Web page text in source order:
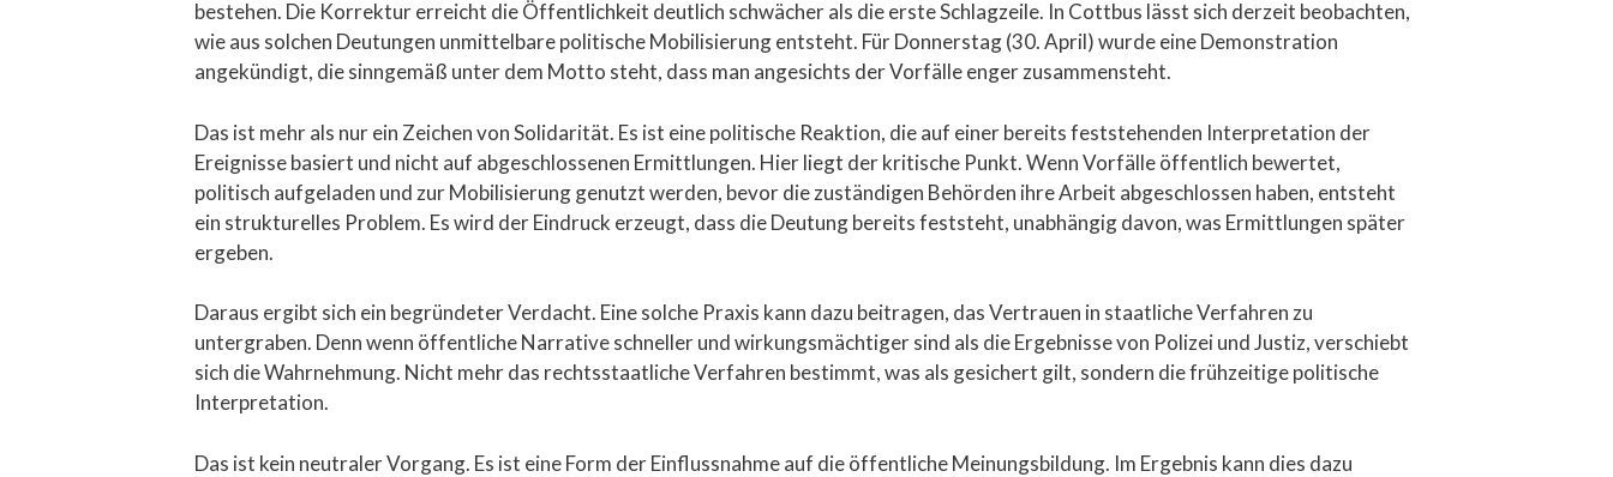
bestehen. Die Korrektur erreicht die Öffentlichkeit deutlich schwächer als die erste Schlagzeile. In Cottbus lässt sich derzeit beobachten,
wie aus solchen Deutungen unmittelbare politische Mobilisierung entsteht. Für Donnerstag (30. April) wurde eine Demonstration
angekündigt, die sinngemäß unter dem Motto steht, dass man angesichts der Vorfälle enger zusammensteht.
Das ist mehr als nur ein Zeichen von Solidarität. Es ist eine politische Reaktion, die auf einer bereits feststehenden Interpretation der
Ereignisse basiert und nicht auf abgeschlossenen Ermittlungen. Hier liegt der kritische Punkt. Wenn Vorfälle öffentlich bewertet,
politisch aufgeladen und zur Mobilisierung genutzt werden, bevor die zuständigen Behörden ihre Arbeit abgeschlossen haben, entsteht
ein strukturelles Problem. Es wird der Eindruck erzeugt, dass die Deutung bereits feststeht, unabhängig davon, was Ermittlungen später
ergeben.
Daraus ergibt sich ein begründeter Verdacht. Eine solche Praxis kann dazu beitragen, das Vertrauen in staatliche Verfahren zu
untergraben. Denn wenn öffentliche Narrative schneller und wirkungsmächtiger sind als die Ergebnisse von Polizei und Justiz, verschiebt
sich die Wahrnehmung. Nicht mehr das rechtsstaatliche Verfahren bestimmt, was als gesichert gilt, sondern die frühzeitige politische
Interpretation.
Das ist kein neutraler Vorgang. Es ist eine Form der Einflussnahme auf die öffentliche Meinungsbildung. Im Ergebnis kann dies dazu